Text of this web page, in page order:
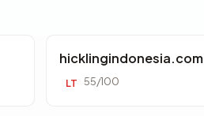
hicklingindonesia.com
LT 55/100